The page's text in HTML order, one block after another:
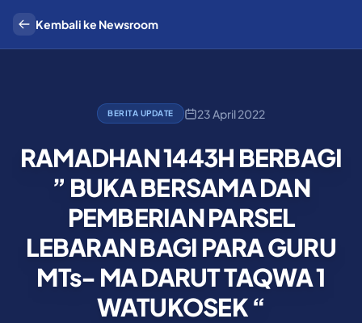
Kembali ke Newsroom
BERITA UPDATE 23 April 2022
RAMADHAN 1443H BERBAGI
” BUKA BERSAMA DAN
PEMBERIAN PARSEL
LEBARAN BAGI PARA GURU
MTs- MA DARUT TAQWA 1
WATUKOSEK “